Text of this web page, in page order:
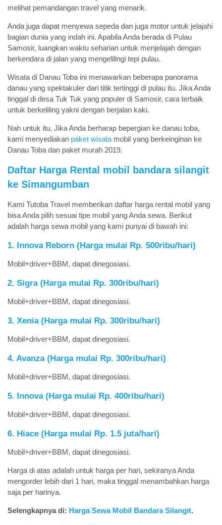
melihat pemandangan travel yang menarik.
Anda juga dapat menyewa sepeda dan juga motor untuk jelajahi
bagian dunia yang indah ini. Apabila Anda berada di Pulau
Samosir, luangkan waktu seharian untuk menjelajah dengan
berkendara di jalan yang mengelilingi tepi pulau.
Wisata di Danau Toba ini menawarkan beberapa panorama
danau yang spektakuler dari titik tertinggi di pulau itu. Jika Anda
tinggal di desa Tuk Tuk yang populer di Samosir, cara terbaik
untuk berkeliling yakni dengan berjalan kaki.
Nah untuk itu, Jika Anda berharap bepergian ke danau toba,
kami menyediakan paket wisata mobil yang berkeinginan ke
Danau Toba dan paket murah 2019.
Daftar Harga Rental mobil bandara silangit
ke Simangumban
Kami Tutoba Travel memberikan daftar harga rental mobil yang
bisa Anda pilih sesuai tipe mobil yang Anda sewa. Berikut
adalah harga sewa mobil yang kami punyai di bawah ini:
1. Innova Reborn (Harga mulai Rp. 500ribu/hari)
Mobil+driver+BBM, dapat dinegosiasi.
2. Sigra (Harga mulai Rp. 300ribu/hari)
Mobil+driver+BBM, dapat dinegosiasi.
3. Xenia (Harga mulai Rp. 300ribu/hari)
Mobil+driver+BBM, dapat dinegosiasi.
4. Avanza (Harga mulai Rp. 300ribu/hari)
Mobil+driver+BBM, dapat dinegosiasi.
5. Innova (Harga mulai Rp. 400ribu/hari)
Mobil+driver+BBM, dapat dinegosiasi.
6. Hiace (Harga mulai Rp. 1.5 juta/hari)
Mobil+driver+BBM, dapat dinegosiasi.
Harga di atas adalah untuk harga per hari, sekiranya Anda
mengorder lebih dari 1 hari, maka tinggal menambahkan harga
saja per harinya.
Selengkapnya di: Harga Sewa Mobil Bandara Silangit.